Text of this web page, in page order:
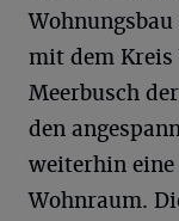
mit dem Kreis
Meerbusch
den
weiterhin eine
Wohnraum.